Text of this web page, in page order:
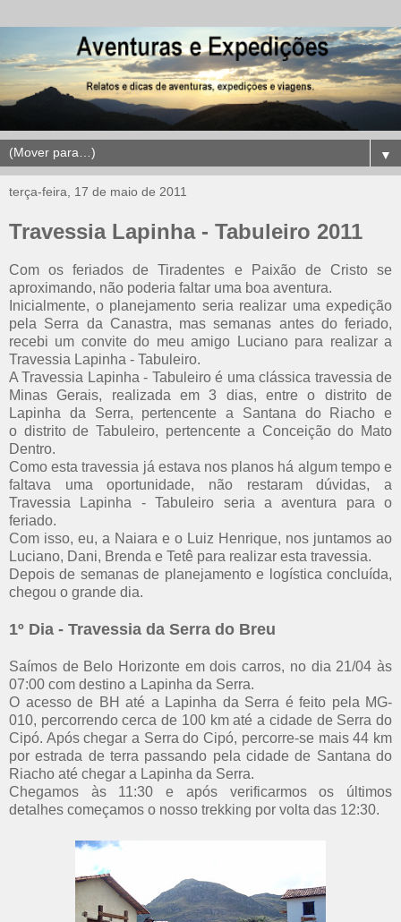
▼
terça-feira, 17 de maio de 2011
Travessia Lapinha - Tabuleiro 2011
Com os feriados de Tiradentes e Paixão de Cristo se
aproximando, não poderia faltar uma boa aventura.
Inicialmente, o planejamento seria realizar uma expedição
pela Serra da Canastra, mas semanas antes do feriado,
recebi um convite do meu amigo Luciano para realizar a
Travessia Lapinha - Tabuleiro.
A Travessia Lapinha - Tabuleiro é uma clássica travessia de
Minas Gerais, realizada em 3 dias, entre o distrito de
Lapinha da Serra, pertencente a Santana do Riacho e
o distrito de Tabuleiro, pertencente a Conceição do Mato
Dentro.
Como esta travessia já estava nos planos há algum tempo e
faltava uma oportunidade, não restaram dúvidas, a
Travessia Lapinha - Tabuleiro seria a aventura para o
feriado.
Com isso, eu, a Naiara e o Luiz Henrique, nos juntamos ao
Luciano, Dani, Brenda e Tetê para realizar esta travessia.
Depois de semanas de planejamento e logística concluída,
chegou o grande dia.
1º Dia - Travessia da Serra do Breu
Saímos de Belo Horizonte em dois carros, no dia 21/04 às
07:00 com destino a Lapinha da Serra.
O acesso de BH até a Lapinha da Serra é feito pela MG-
010, percorrendo cerca de 100 km até a cidade de Serra do
Cipó. Após chegar a Serra do Cipó, percorre-se mais 44 km
por estrada de terra passando pela cidade de Santana do
Riacho até chegar a Lapinha da Serra.
Chegamos às 11:30 e após verificarmos os últimos
detalhes começamos o nosso trekking por volta das 12:30.